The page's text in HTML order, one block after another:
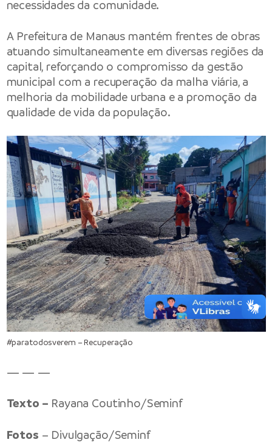
necessidades da comunidade.
A Prefeitura de Manaus mantém frentes de obras
atuando simultaneamente em diversas regiões da
capital, reforçando o compromisso da gestão
municipal com a recuperação da malha viária, a
melhoria da mobilidade urbana e a promoção da
qualidade de vida da população.
#paratodosverem – Recuperação
— — —
Texto – Rayana Coutinho/Seminf
Fotos – Divulgação/Seminf